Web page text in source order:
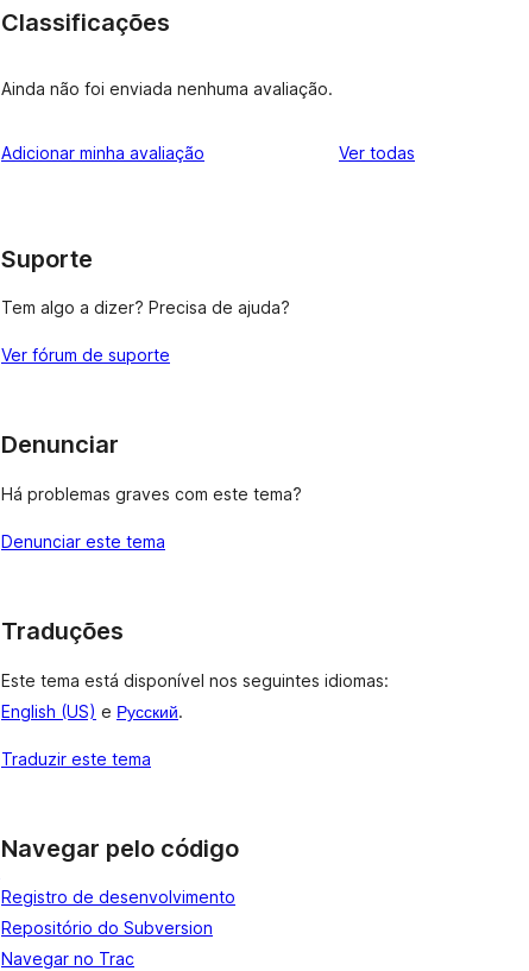
Classificações
Ainda não foi enviada nenhuma avaliação.
Adicionar minha avaliação Ver todas
Suporte
Tem algo a dizer? Precisa de ajuda?
Ver fórum de suporte
Denunciar
Há problemas graves com este tema?
Denunciar este tema
Traduções
Este tema está disponível nos seguintes idiomas:
English (US) e Русский.
Traduzir este tema
Navegar pelo código
Registro de desenvolvimento
Repositório do Subversion
Navegar no Trac